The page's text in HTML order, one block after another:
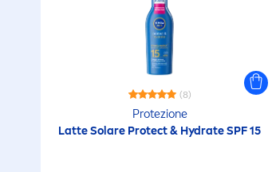
(8)
Protezione
Latte Solare Protect& Hydrate SPF 15